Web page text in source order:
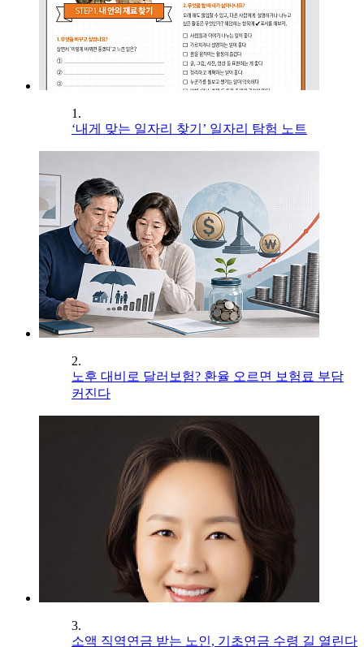
1.
‘내게 맞는 일자리 찾기’ 일자리 탐험 노트
2.
노후 대비로 달러보험? 환율 오르면 보험료 부담
커진다
3.
소액 직역연금 받는 노인, 기초연금 수령 길 열린다